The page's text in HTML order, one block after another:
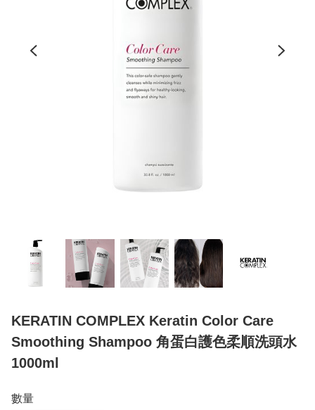
KERATIN COMPLEX Keratin Color Care
Smoothing Shampoo 角蛋白護色柔順洗頭水
1000ml
數量